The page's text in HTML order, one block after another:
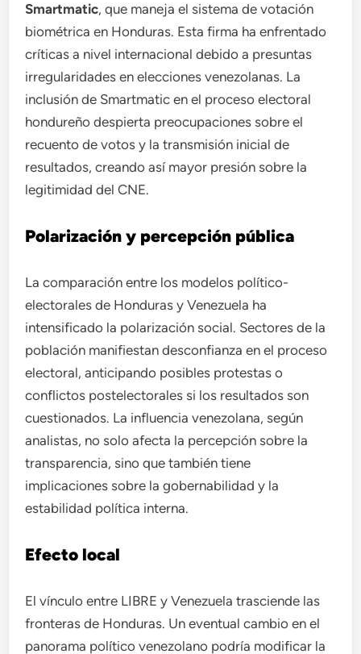
Smartmatic, que maneja el sistema de votación
biométrica en Honduras. Esta firma ha enfrentado
críticas a nivel internacional debido a presuntas
irregularidades en elecciones venezolanas. La
inclusión de Smartmatic en el proceso electoral
hondureño despierta preocupaciones sobre el
recuento de votos y la transmisión inicial de
resultados, creando así mayor presión sobre la
legitimidad del CNE.
Polarización y percepción pública
La comparación entre los modelos político-
electorales de Honduras y Venezuela ha
intensificado la polarización social. Sectores de la
población manifiestan desconfianza en el proceso
electoral, anticipando posibles protestas o
conflictos postelectorales si los resultados son
cuestionados. La influencia venezolana, según
analistas, no solo afecta la percepción sobre la
transparencia, sino que también tiene
implicaciones sobre la gobernabilidad y la
estabilidad política interna.
Efecto local
El vínculo entre LIBRE y Venezuela trasciende las
fronteras de Honduras. Un eventual cambio en el
panorama político venezolano podría modificar la